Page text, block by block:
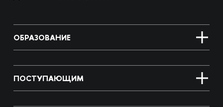
ОБРАЗОВАНИЕ
ПОСТУПАЮЩИМ